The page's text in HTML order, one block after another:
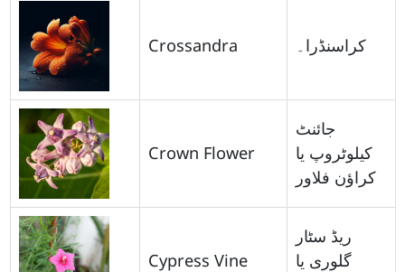
Crossandra کراسنڈرا۔
Crown Flower
جائنٹ
کیلوٹروپ یا
کراؤن فلاور
Cypress Vine
ریڈ سٹار
گلوری یا